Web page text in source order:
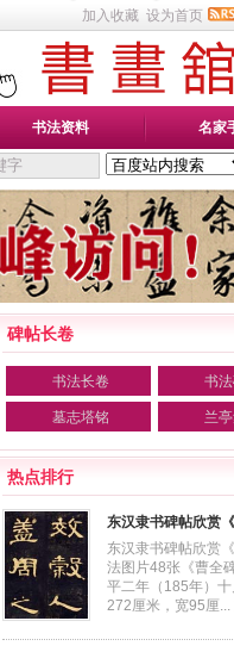
加入收藏 设为首页
书法资料 名家
碑帖长卷
书法长卷 书
墓志塔铭 兰
热点排行
东汉隶书碑帖欣赏《
东汉隶书碑帖欣赏
法图片48张《曹全
平二年（185年）
272厘米，宽95厘...